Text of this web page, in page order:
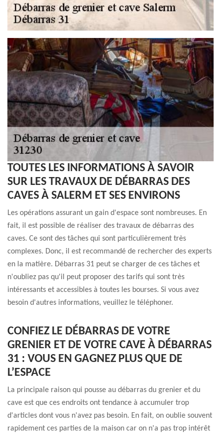
TOUTES LES INFORMATIONS À SAVOIR
SUR LES TRAVAUX DE DÉBARRAS DES
CAVES À SALERM ET SES ENVIRONS
Les opérations assurant un gain d'espace sont nombreuses. En
fait, il est possible de réaliser des travaux de débarras des
caves. Ce sont des tâches qui sont particulièrement très
complexes. Donc, il est recommandé de rechercher des experts
en la matière. Débarras 31 peut se charger de ces tâches et
n'oubliez pas qu'il peut proposer des tarifs qui sont très
intéressants et accessibles à toutes les bourses. Si vous avez
besoin d'autres informations, veuillez le téléphoner.
CONFIEZ LE DÉBARRAS DE VOTRE
GRENIER ET DE VOTRE CAVE À DÉBARRAS
31 : VOUS EN GAGNEZ PLUS QUE DE
L’ESPACE
La principale raison qui pousse au débarras du grenier et du
cave est que ces endroits ont tendance à accumuler trop
d'articles dont vous n'avez pas besoin. En fait, on oublie souvent
rapidement ces parties de la maison car on n'a pas trop intérêt